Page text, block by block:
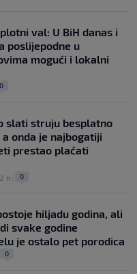
val: U BiH danas i
poslijepodne u
mogući i lokalni
0
slati struju besplatno
onda je najbogatiji
prestao plaćati
h 0
hiljadu godina, ali
svake godine
je ostalo pet porodica
0